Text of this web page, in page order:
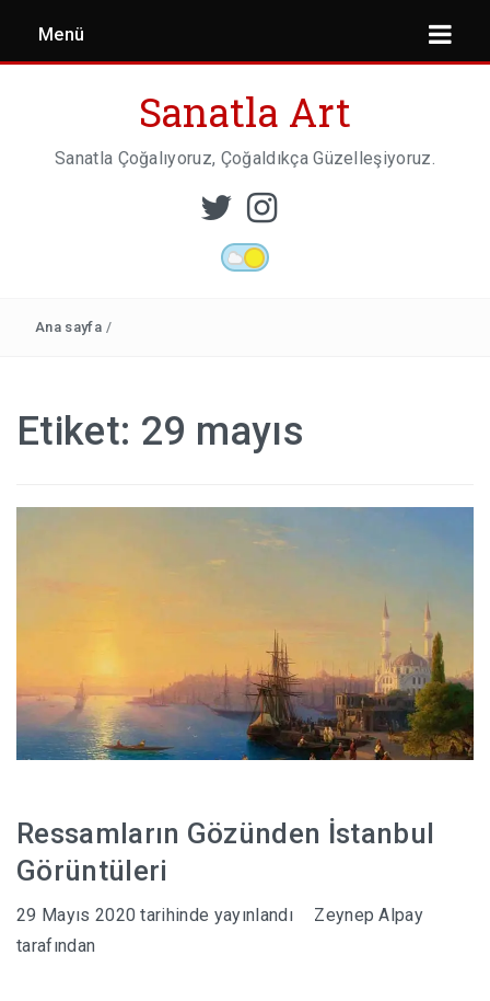
Menü
Sanatla Art
Sanatla Çoğalıyoruz, Çoğaldıkça Güzelleşiyoruz.
Ana sayfa /
Etiket: 29 mayıs
Ressamların Gözünden İstanbul
Görüntüleri
29 Mayıs 2020 tarihinde yayınlandı
Zeynep Alpay
tarafından